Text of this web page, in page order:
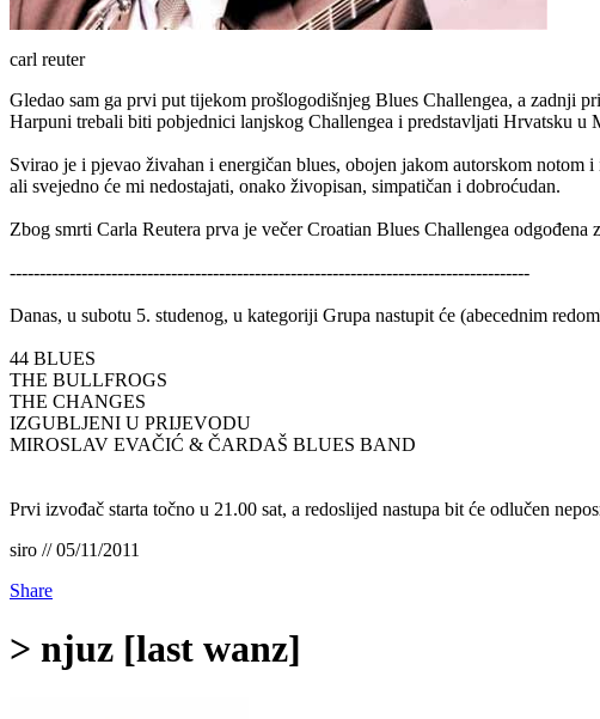
carl reuter
Gledao sam ga prvi put tijekom prošlogodišnjeg Blues Challengea, a zadnji
Harpuni trebali biti pobjednici lanjskog Challengea i predstavljati Hrvatsku u
Svirao je i pjevao živahan i energičan blues, obojen jakom autorskom
ali svejedno će mi nedostajati, onako živopisan, simpatičan i dobroćudan.
Zbog smrti Carla Reutera prva je večer Croatian Blues Challengea
---------------------------------------------------------------------------------------
Danas, u subotu 5. studenog, u kategoriji Grupa nastupit će (abecednim
44 BLUES
THE BULLFROGS
THE CHANGES
IZGUBLJENI U PRIJEVODU
MIROSLAV EVAČIĆ & ČARDAŠ BLUES BAND
Prvi izvođač starta točno u 21.00 sat, a redoslijed nastupa bit će odlučen
siro // 05/11/2011
Share
> njuz [last wanz]